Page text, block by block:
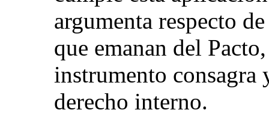
argumenta respecto
que emanan del
instrumento consagra
derecho interno.